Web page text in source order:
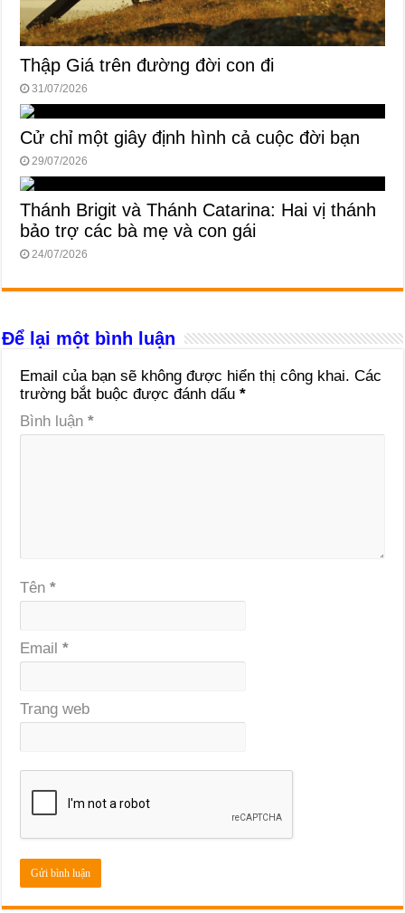
Thập Giá trên đường đời con đi
31/07/2026
Cử chỉ một giây định hình cả cuộc đời bạn
29/07/2026
Thánh Brigit và Thánh Catarina: Hai vị thánh
bảo trợ các bà mẹ và con gái
24/07/2026
Để lại một bình luận
Email của bạn sẽ không được hiển thị công khai. Các
trường bắt buộc được đánh dấu*
Bình luận*
Tên*
Email*
Trang web